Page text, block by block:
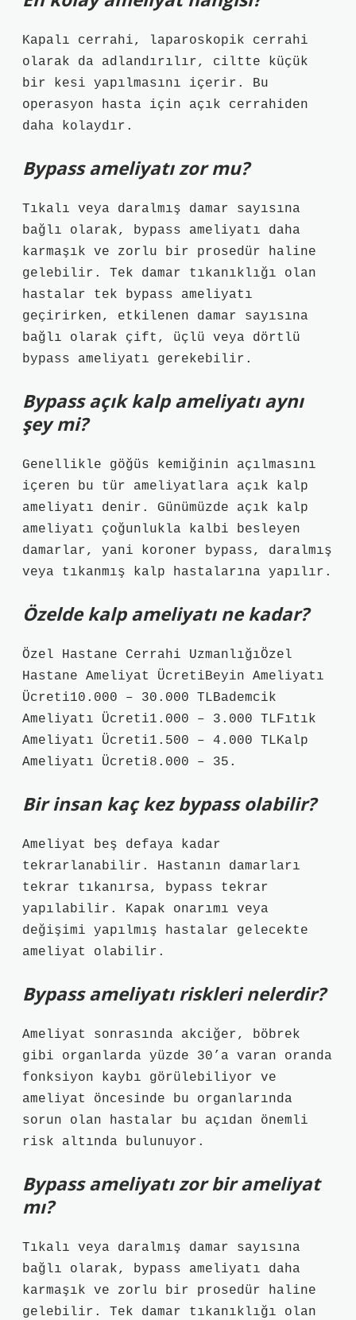
Kapalı cerrahi, laparoskopik cerrahi
olarak da adlandırılır, ciltte küçük
bir kesi yapılmasını içerir. Bu
operasyon hasta için açık cerrahiden
daha kolaydır.
Bypass ameliyatı zor mu?
Tıkalı veya daralmış damar sayısına
bağlı olarak, bypass ameliyatı daha
karmaşık ve zorlu bir prosedür haline
gelebilir. Tek damar tıkanıklığı olan
hastalar tek bypass ameliyatı
geçirirken, etkilenen damar sayısına
bağlı olarak çift, üçlü veya dörtlü
bypass ameliyatı gerekebilir.
Bypass açık kalp ameliyatı aynı
şey mi?
Genellikle göğüs kemiğinin açılmasını
içeren bu tür ameliyatlara açık kalp
ameliyatı denir. Günümüzde açık kalp
ameliyatı çoğunlukla kalbi besleyen
damarlar, yani koroner bypass, daralmış
veya tıkanmış kalp hastalarına yapılır.
Özelde kalp ameliyatı ne kadar?
Özel Hastane Cerrahi UzmanlığıÖzel
Hastane Ameliyat ÜcretiBeyin Ameliyatı
Ücreti10.000 – 30.000 TLBademcik
Ameliyatı Ücreti1.000 – 3.000 TLFıtık
Ameliyatı Ücreti1.500 – 4.000 TLKalp
Ameliyatı Ücreti8.000 – 35.
Bir insan kaç kez bypass olabilir?
Ameliyat beş defaya kadar
tekrarlanabilir. Hastanın damarları
tekrar tıkanırsa, bypass tekrar
yapılabilir. Kapak onarımı veya
değişimi yapılmış hastalar gelecekte
ameliyat olabilir.
Bypass ameliyatı riskleri nelerdir?
Ameliyat sonrasında akciğer, böbrek
gibi organlarda yüzde 30’a varan oranda
fonksiyon kaybı görülebiliyor ve
ameliyat öncesinde bu organlarında
sorun olan hastalar bu açıdan önemli
risk altında bulunuyor.
Bypass ameliyatı zor bir ameliyat
mı?
Tıkalı veya daralmış damar sayısına
bağlı olarak, bypass ameliyatı daha
karmaşık ve zorlu bir prosedür haline
gelebilir. Tek damar tıkanıklığı olan